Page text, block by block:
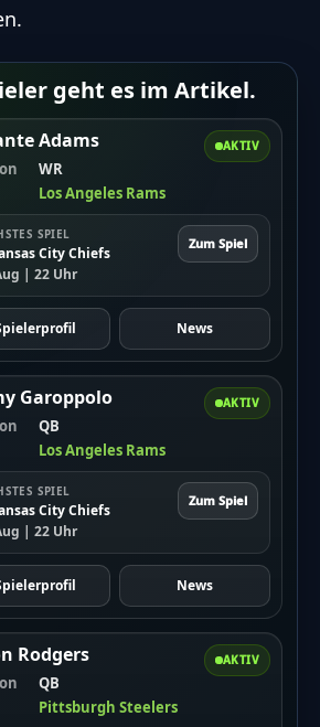
geht es im Artikel.
AKTIV
Adams
WR
Los Angeles Rams
SPIEL
City Chiefs
| 22 Uhr
Zum Spiel
News
AKTIV
Garoppolo
QB
Los Angeles Rams
SPIEL
City Chiefs
| 22 Uhr
Zum Spiel
News
AKTIV
Rodgers
QB
Pittsburgh Steelers